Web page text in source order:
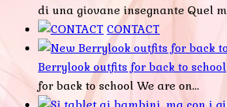
di una giovane insegnante Quel
CONTACT
Berrylook outfits for back to school
for back to school We are on...